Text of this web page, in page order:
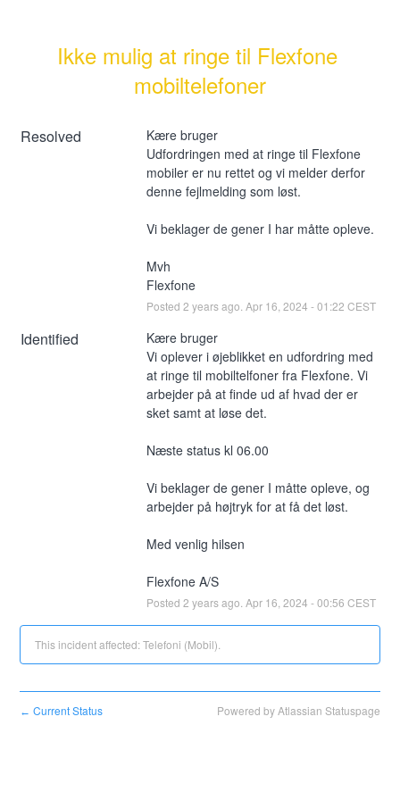
Ikke mulig at ringe til Flexfone
mobiltelefoner
Resolved
Kære bruger
Udfordringen med at ringe til Flexfone
mobiler er nu rettet og vi melder derfor
denne fejlmelding som løst.
Vi beklager de gener I har måtte opleve.
Mvh
Flexfone
Posted 2 years ago. Apr 16 2024 -01:22 CEST
Identified
Kære bruger
Vi oplever i øjeblikket en udfordring med
at ringe til mobiltelfoner fra Flexfone. Vi
arbejder på at finde ud af hvad der er
sket samt at løse det.
Næste status kl 06.00
Vi beklager de gener I måtte opleve, og
arbejder på højtryk for at få det løst.
Med venlig hilsen
Flexfone A/S
Posted 2 years ago. Apr 16 2024 -00:56 CEST
This incident affected: Telefoni (Mobil).
← Current Status Powered by Atlassian Statuspage